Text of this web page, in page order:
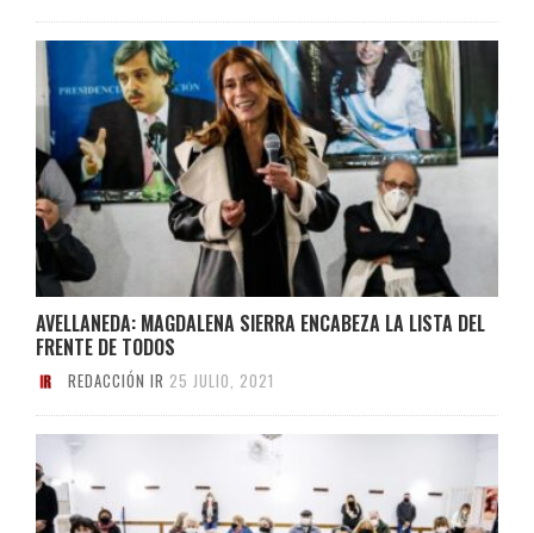
AVELLANEDA: MAGDALENA SIERRA ENCABEZA LA LISTA DEL
FRENTE DE TODOS
REDACCIÓN IR 25 JULIO, 2021